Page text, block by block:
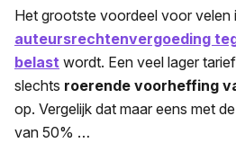
Het grootste voordeel voor velen
auteursrechtenvergoeding
belast wordt. Een veel lager
slechts roerende voorheffing
op. Vergelijk dat maar eens met
van 50% …